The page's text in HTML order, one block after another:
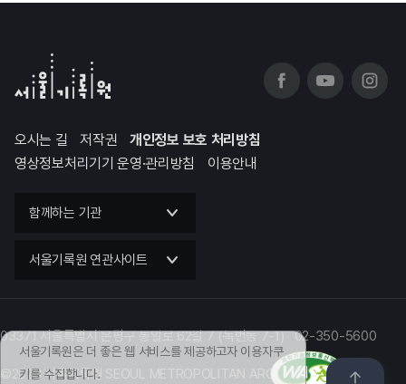
서울기록원은 더 좋은 웹 서비스를 제공하고자 이용자쿠
키를 수집합니다.
오시는 길 저작권
개인정보 보호 처리방침
영상정보처리기기 운영·관리방침
이용안내
함께하는 기관
서울기록원 연관사이트
03371 서울특별시 은평구 통일로 62길 7 (녹번동 7-1) 02-350-5600
©2023 서울기록원 SEOUL METROPOLITAN ARCHIVES